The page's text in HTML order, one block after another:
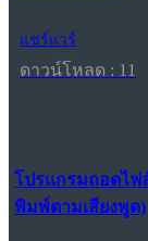
แชร์แวร์
ดาวน์โหลด : 11
โปรแกรมถอดไฟ
พิมพ์ตามเสียงพูด)